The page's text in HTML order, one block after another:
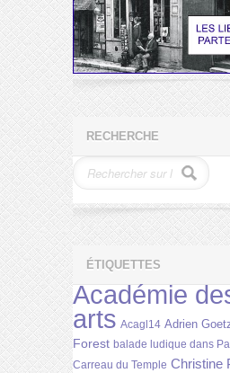
RECHERCHE
ÉTIQUETTES
Académie
arts Acagl14 Adrien
Forest balade ludique dans
Carreau du Temple Christine